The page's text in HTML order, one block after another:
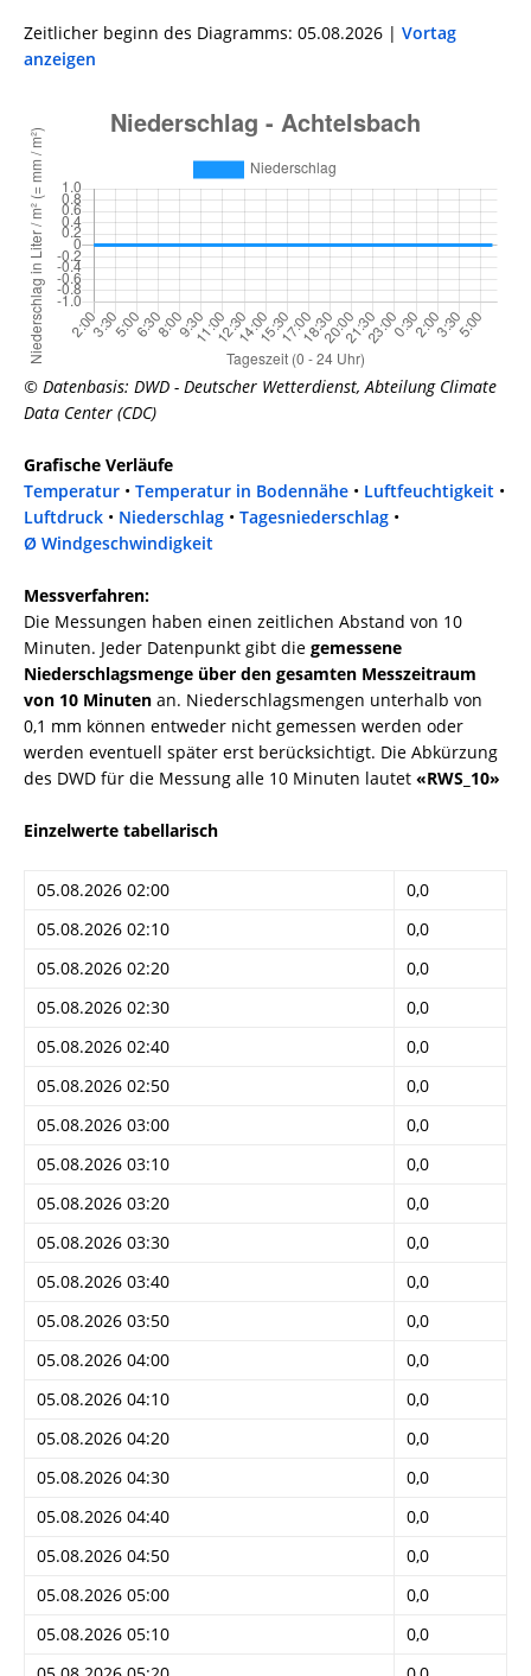
Zeitlicher beginn des Diagramms: 05.08.2026 | Vortag
anzeigen
© Datenbasis: DWD - Deutscher Wetterdienst, Abteilung Climate
Data Center (CDC)
Grafische Verläufe
Temperatur • Temperatur in Bodennähe • Luftfeuchtigkeit •
Luftdruck • Niederschlag • Tagesniederschlag •
Ø Windgeschwindigkeit
Messverfahren:
Die Messungen haben einen zeitlichen Abstand von 10
Minuten. Jeder Datenpunkt gibt die gemessene
Niederschlagsmenge über den gesamten Messzeitraum
von 10 Minuten an. Niederschlagsmengen unterhalb von
0,1 mm können entweder nicht gemessen werden oder
werden eventuell später erst berücksichtigt. Die Abkürzung
des DWD für die Messung alle 10 Minuten lautet «RWS_10»
Einzelwerte tabellarisch
05.08.2026 02:00
0,0
05.08.2026 02:10
0,0
05.08.2026 02:20
0,0
05.08.2026 02:30
0,0
05.08.2026 02:40
0,0
05.08.2026 02:50
0,0
05.08.2026 03:00
0,0
05.08.2026 03:10
0,0
05.08.2026 03:20
0,0
05.08.2026 03:30
0,0
05.08.2026 03:40
0,0
05.08.2026 03:50
0,0
05.08.2026 04:00
0,0
05.08.2026 04:10
0,0
05.08.2026 04:20
0,0
05.08.2026 04:30
0,0
05.08.2026 04:40
0,0
05.08.2026 04:50
0,0
05.08.2026 05:00
0,0
05.08.2026 05:10
0,0